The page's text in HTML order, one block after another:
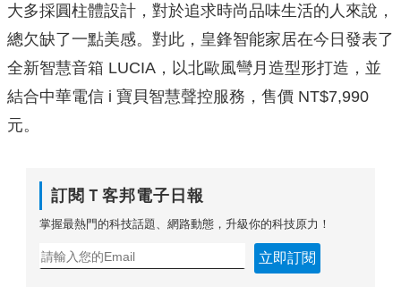
大多採圓柱體設計，對於追求時尚品味生活的人來說，
總欠缺了一點美感。對此，皇鋒智能家居在今日發表了
全新智慧音箱 LUCIA，以北歐風彎月造型形打造，並
結合中華電信 i 寶貝智慧聲控服務，售價 NT$7,990
元。
訂閱Ｔ客邦電子日報
掌握最熱門的科技話題、網路動態，升級你的科技原力！
立即訂閱